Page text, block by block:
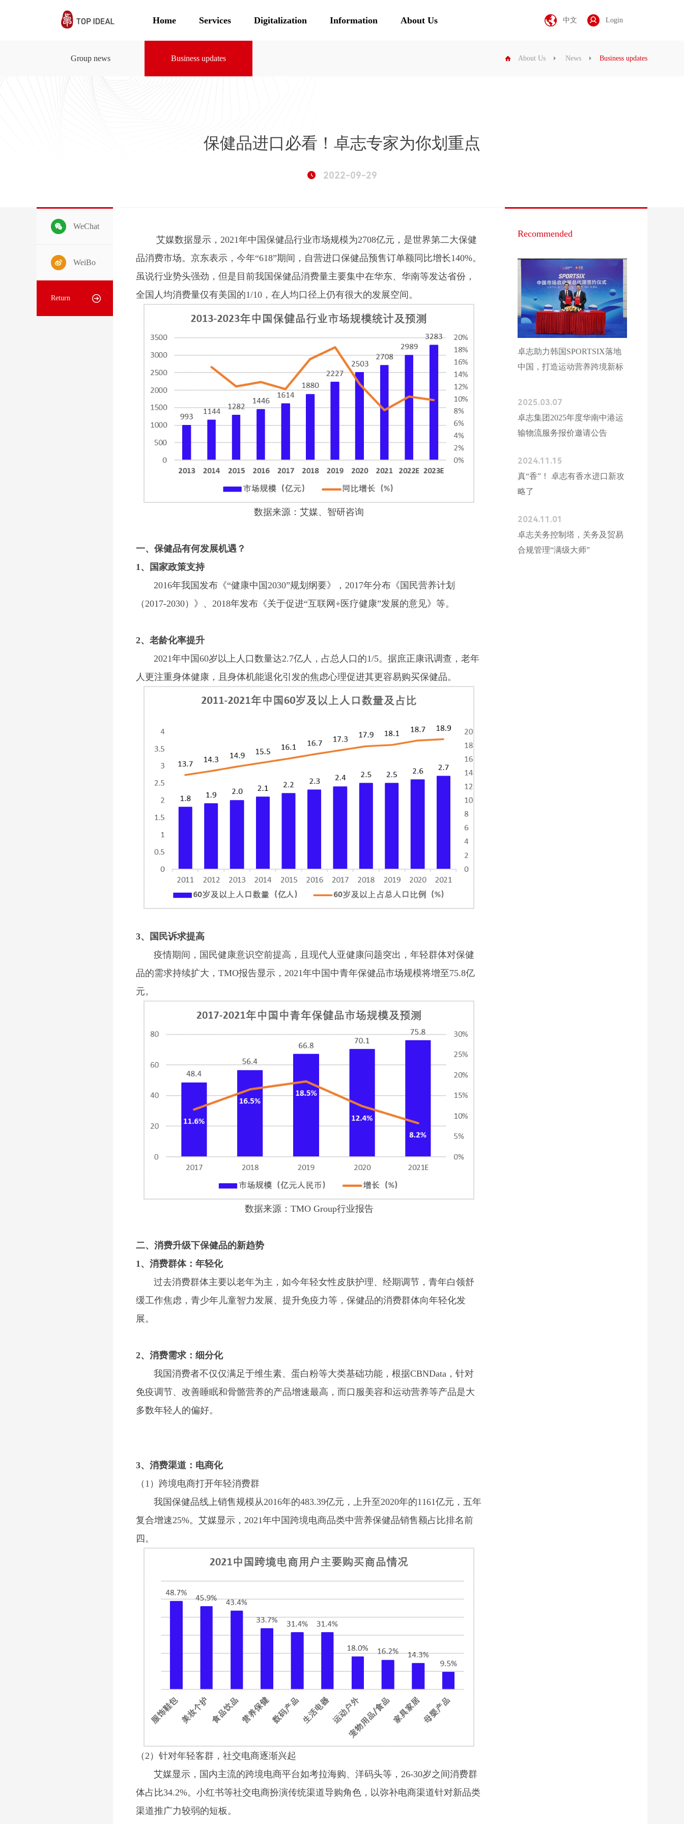
Home Services Digitalization Information About Us 中文 Login
Group news Business updates About Us News Business updates
保健品进口必看！卓志专家为你划重点
2022-09-29
WeChat
WeiBo
Return
艾媒数据显示，2021年中国保健品行业市场规模为2708亿元，是世界第二大保健
品消费市场。京东表示，今年“618”期间，自营进口保健品预售订单额同比增长140%。
虽说行业势头强劲，但是目前我国保健品消费量主要集中在华东、华南等发达省份，
全国人均消费量仅有美国的1/10，在人均口径上仍有很大的发展空间。
数据来源：艾媒、智研咨询
一、保健品有何发展机遇？
1、国家政策支持
2016年我国发布《“健康中国2030”规划纲要》，2017年分布《国民营养计划
（2017-2030）》、2018年发布《关于促进“互联网+医疗健康”发展的意见》等。
2、老龄化率提升
2021年中国60岁以上人口数量达2.7亿人，占总人口的1/5。据庶正康讯调查，老年
人更注重身体健康，且身体机能退化引发的焦虑心理促进其更容易购买保健品。
3、国民诉求提高
疫情期间，国民健康意识空前提高，且现代人亚健康问题突出，年轻群体对保健
品的需求持续扩大，TMO报告显示，2021年中国中青年保健品市场规模将增至75.8亿
元。
数据来源：TMO Group行业报告
二、消费升级下保健品的新趋势
1、消费群体：年轻化
过去消费群体主要以老年为主，如今年轻女性皮肤护理、经期调节，青年白领舒
缓工作焦虑，青少年儿童智力发展、提升免疫力等，保健品的消费群体向年轻化发
展。
2、消费需求：细分化
我国消费者不仅仅满足于维生素、蛋白粉等大类基础功能，根据CBNData，针对
免疫调节、改善睡眠和骨骼营养的产品增速最高，而口服美容和运动营养等产品是大
多数年轻人的偏好。
3、消费渠道：电商化
（1）跨境电商打开年轻消费群
我国保健品线上销售规模从2016年的483.39亿元，上升至2020年的1161亿元，五年
复合增速25%。艾媒显示，2021年中国跨境电商品类中营养保健品销售额占比排名前
四。
（2）针对年轻客群，社交电商逐渐兴起
艾媒显示，国内主流的跨境电商平台如考拉海购、洋码头等，26-30岁之间消费群
体占比34.2%。小红书等社交电商扮演传统渠道导购角色，以弥补电商渠道针对新品类
渠道推广力较弱的短板。
Recommended
卓志助力韩国SPORTSIX落地
中国，打造运动营养跨境新标
2025.03.07
卓志集团2025年度华南中港运
输物流服务报价邀请公告
2024.11.15
真“香”！ 卓志有香水进口新攻
略了
2024.11.01
卓志关务控制塔，关务及贸易
合规管理“满级大师”